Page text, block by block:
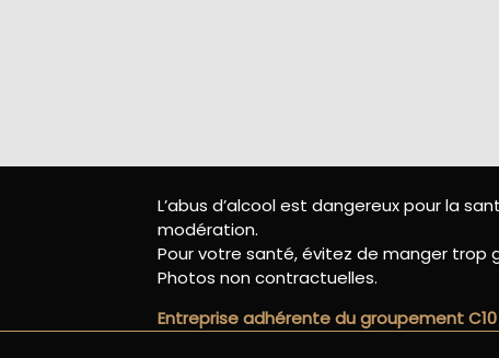
L’abus d’alcool est dangereux pour la
modération.
Pour votre santé, évitez de manger trop
Photos non contractuelles.
Entreprise adhérente du groupement C10